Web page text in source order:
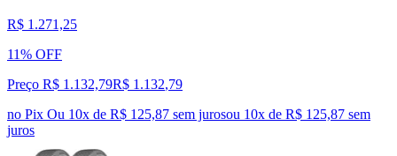
R$ 1.271,25
11% OFF
Preço R$ 1.132,79R$ 1.132,79
no Pix Ou 10x de R$ 125,87 sem jurosou 10x de R$ 125,87 sem
juros